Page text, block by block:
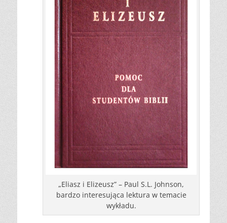
„Eliasz i Elizeusz” – Paul S.L. Johnson,
bardzo interesująca lektura w temacie
wykładu.